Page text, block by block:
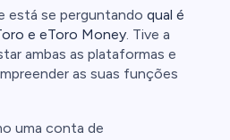
está se perguntando qual é
e eToro Money. Tive a
ambas as plataformas e
as suas funções
uma conta de